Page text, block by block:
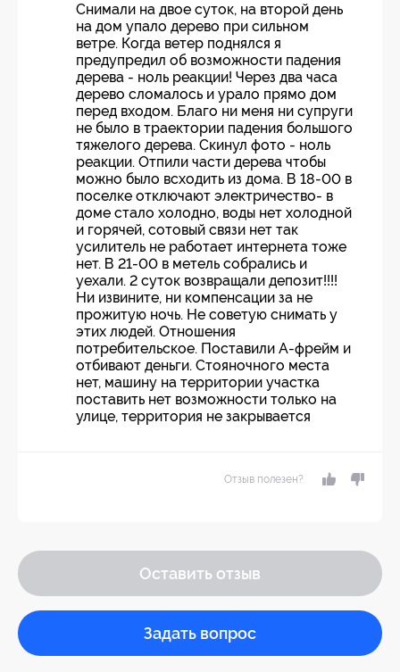
Снимали на двое суток, на второй день
на дом упало дерево при сильном
ветре. Когда ветер поднялся я
предупредил об возможности падения
дерева - ноль реакции! Через два часа
дерево сломалось и урало прямо дом
перед входом. Благо ни меня ни супруги
не было в траектории падения большого
тяжелого дерева. Скинул фото - ноль
реакции. Отпили части дерева чтобы
можно было всходить из дома. В 18-00 в
поселке отключают электричество- в
доме стало холодно, воды нет холодной
и горячей, сотовый связи нет так
усилитель не работает интернета тоже
нет. В 21-00 в метель собрались и
уехали. 2 суток возвращали депозит!!!!
Ни извините, ни компенсации за не
прожитую ночь. Не советую снимать у
этих людей. Отношения
потребительское. Поставили А-фрейм и
отбивают деньги. Стояночного места
нет, машину на территории участка
поставить нет возможности только на
улице, территория не закрывается
Отзыв полезен?
Оставить отзыв
Задать вопрос